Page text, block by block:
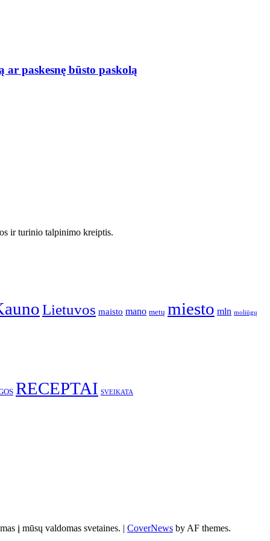
paskesnę būsto paskolą
ir turinio talpinimo kreiptis.
Lietuvos maisto mano metų miesto mln moliūgų
RECEPTAI SVEIKATA
į mūsų valdomas svetaines. | CoverNews by AF themes.